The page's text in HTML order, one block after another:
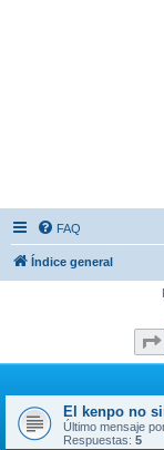
FAQ
Índice general
El kenpo no
Último mensaje
Respuestas: 5